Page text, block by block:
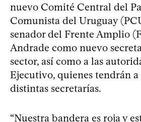
nuevo Comité Central del
Comunista del Uruguay
senador del Frente Amplio
Andrade como nuevo
sector, así como a las
Ejecutivo, quienes tendrán a
distintas secretarías.
“Nuestra bandera es roja y